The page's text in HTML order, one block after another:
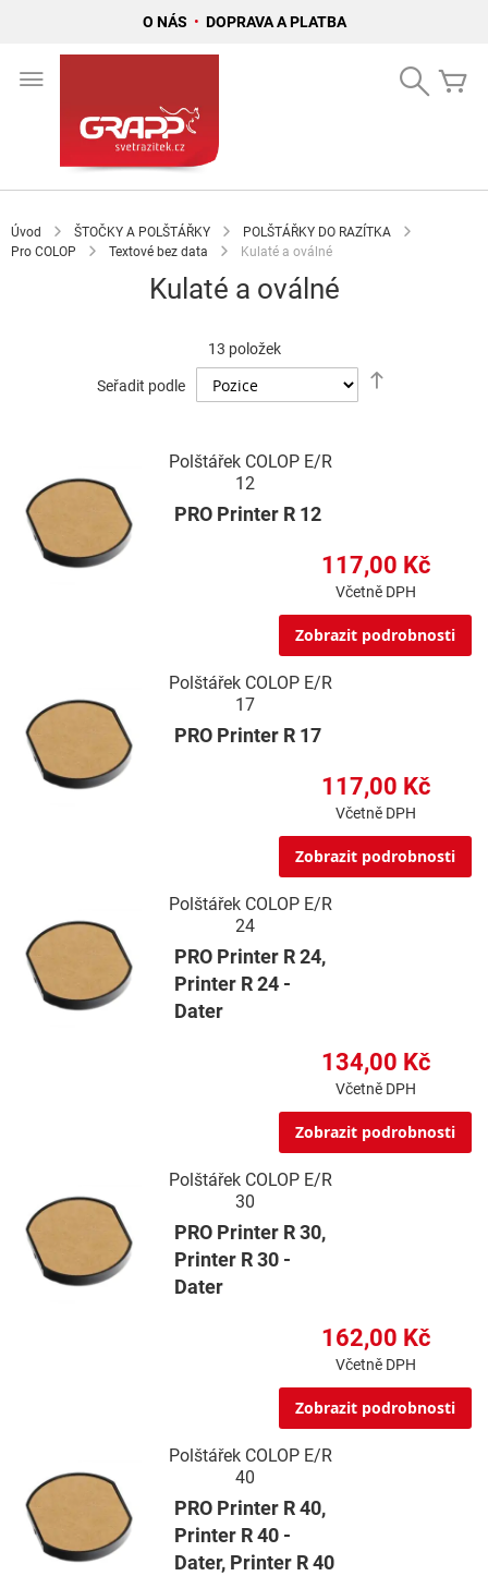
O NÁS • DOPRAVA A PLATBA
Search
Úvod ŠTOČKY A POLŠTÁŘKY
POLŠTÁŘKY DO RAZÍTKA
Pro COLOP
Textové bez data Kulaté a oválné
Kulaté a oválné
13 položek
Seřadit podle
Polštářek COLOP E/R
12
PRO Printer R 12
117,00 Kč
Včetně DPH
Zobrazit podrobnosti
Polštářek COLOP E/R
17
PRO Printer R 17
117,00 Kč
Včetně DPH
Zobrazit podrobnosti
Polštářek COLOP E/R
24
PRO Printer R 24,
Printer R 24 -
Dater
134,00 Kč
Včetně DPH
Zobrazit podrobnosti
Polštářek COLOP E/R
30
PRO Printer R 30,
Printer R 30 -
Dater
162,00 Kč
Včetně DPH
Zobrazit podrobnosti
Polštářek COLOP E/R
40
PRO Printer R 40,
Printer R 40 -
Dater, Printer R 40